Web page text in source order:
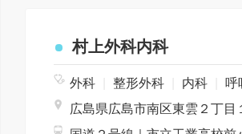
村上外科内科
外科 整形外科 内科 呼
広島県広島市南区東雲２丁目